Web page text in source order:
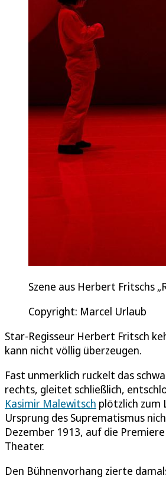
Szene aus Herbert Fritschs
Copyright: Marcel Urlaub
Star-Regisseur Herbert Fritsch
kann nicht völlig überzeugen.
Fast unmerklich ruckelt das
rechts, gleitet schließlich,
Kasimir Malewitsch plötzlich zum
Ursprung des Suprematismus
Dezember 1913, auf die
Theater.
Den Bühnenvorhang zierte